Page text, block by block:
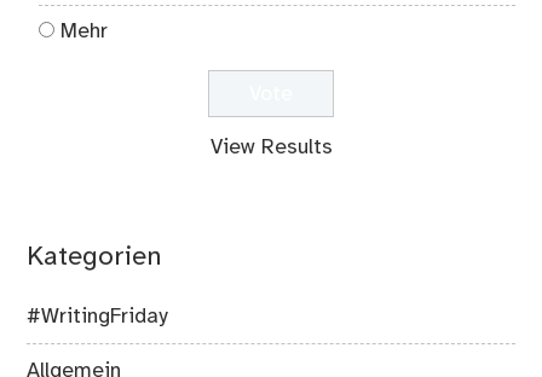
Mehr
View Results
Kategorien
#WritingFriday
Allgemein